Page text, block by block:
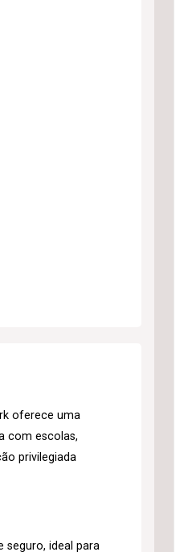
oferece uma
com escolas,
privilegiada
seguro, ideal para